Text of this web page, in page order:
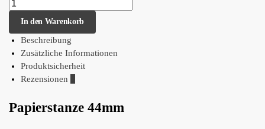
In den Warenkorb
Beschreibung
Zusätzliche Informationen
Produktsicherheit
Rezensionen
Papierstanze 44mm